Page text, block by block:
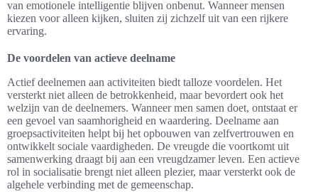
van emotionele intelligentie blijven onbenut. Wanneer mensen
kiezen voor alleen kijken, sluiten zij zichzelf uit van een rijkere
ervaring.
De voordelen van actieve deelname
Actief deelnemen aan activiteiten biedt talloze voordelen. Het
versterkt niet alleen de betrokkenheid, maar bevordert ook het
welzijn van de deelnemers. Wanneer men samen doet, ontstaat er
een gevoel van saamhorigheid en waardering. Deelname aan
groepsactiviteiten helpt bij het opbouwen van zelfvertrouwen en
ontwikkelt sociale vaardigheden. De vreugde die voortkomt uit
samenwerking draagt bij aan een vreugdzamer leven. Een actieve
rol in socialisatie brengt niet alleen plezier, maar versterkt ook de
algehele verbinding met de gemeenschap.